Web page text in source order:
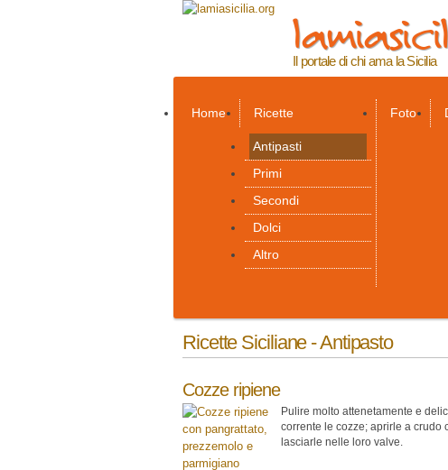
Il portale di chi ama la Sicilia
Home Ricette
Antipasti
Primi
Secondi
Dolci
Altro
Foto
Ricette Siciliane - Antipasto
Cozze ripiene
Pulire molto attenetamente e
corrente le cozze; aprirle a crudo
lasciarle nelle loro valve.